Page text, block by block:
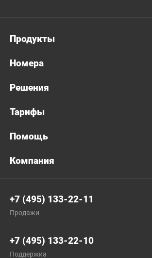
Продукты
Номера
Решения
Тарифы
Помощь
Компания
+7 (495) 133-22-11
Продажи
+7 (495) 133-22-10
Поддержка